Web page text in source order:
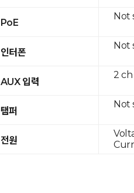
PoE
인터폰
AUX 입력
탬퍼
전원
Not
Not
2
Not